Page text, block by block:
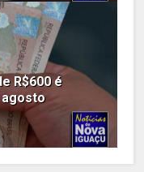
R$600 é
agosto